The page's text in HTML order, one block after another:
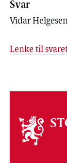
Svar
Vidar
Lenke til
Om
stortinget